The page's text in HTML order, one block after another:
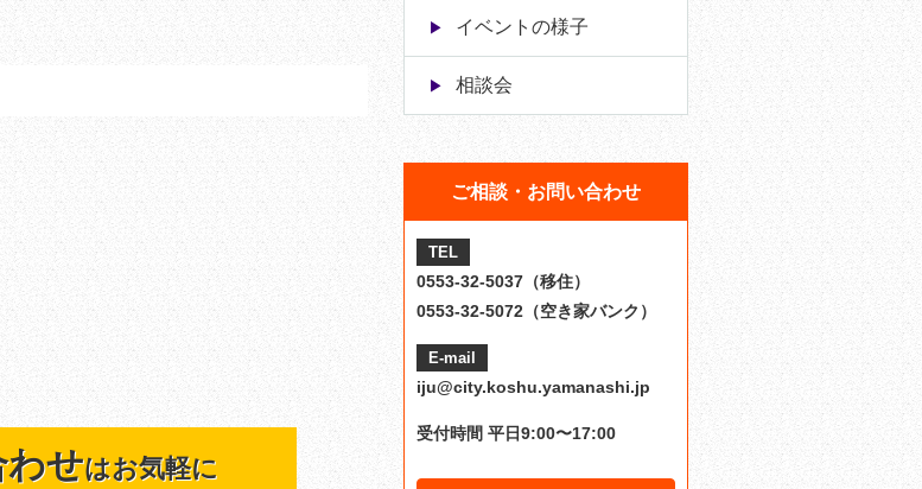
わせはお気軽に
イベントの様子
相談会
ご相談・お問い合わせ
TEL
0553-32-5037（移住）
0553-32-5072（空き家バンク）
E-mail
iju@city.koshu.yamanashi.jp
受付時間 平日9:00〜17:00